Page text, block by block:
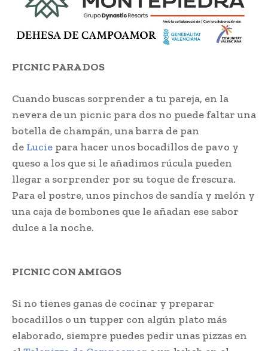
PICNIC PARA DOS
Cuando buscas sorprender a tu pareja, en la
nevera de un picnic para dos no puede faltar una
botella de champán, una barra de pan
de Lucie para hacer unos bocadillos de pavo y
queso a los que si le añadimos rúcula pueden
llegar a sorprender por su toque de frescura.
Para el postre, unos pinchos de sandía y melón y
una caja de bombones que le añadan ese sabor
dulce a la noche.
PICNIC CON AMIGOS
Si no tienes ganas de cocinar y preparar
bocadillos o un tupper con algún plato más
elaborado, siempre puedes pedir unas pizzas en